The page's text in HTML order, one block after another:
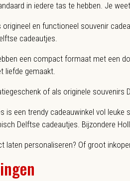
in iedere tas te hebben. Je
origineel en functioneel souvenir
cadeautjes.
een compact formaat met een
liefde gemaakt.
of als originele souvenirs
is een trendy cadeauwinkel vol
Delftse cadeautjes. Bijzondere
laten personaliseren? Of groot